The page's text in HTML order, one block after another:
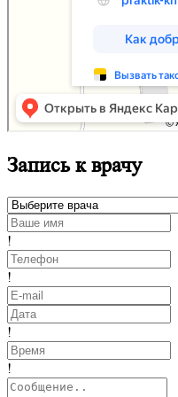
Запись к врачу
!
!
!
!